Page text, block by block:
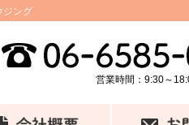
ジング
営業時間：9:30～